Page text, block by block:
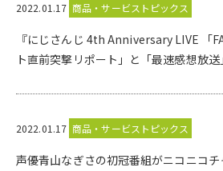
2022.01.17 商品・サービストピックス
『にじさんじ 4th Anniversary LIVE 「
ト直前突撃リポート」と「最速感想放送
2022.01.17 商品・サービストピックス
声優青山なぎさの初冠番組がニコニコ